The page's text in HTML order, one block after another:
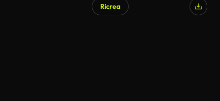
Ricrea